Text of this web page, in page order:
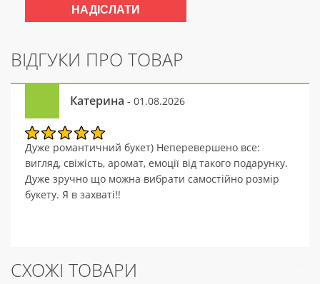
ВІДГУКИ ПРО ТОВАР
Катерина - 01.08.2026
Дуже романтичний букет) Неперевершено все:
вигляд, свіжість, аромат, емоції від такого подарунку.
Дуже зручно що можна вибрати самостійно розмір
букету. Я в захваті!!
СХОЖІ ТОВАРИ